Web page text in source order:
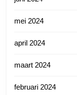
mei 2024
april 2024
maart 2024
februari 2024